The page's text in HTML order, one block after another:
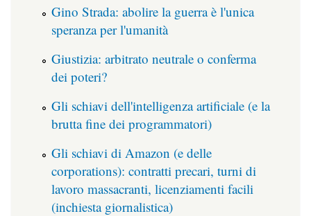
Gino Strada: abolire la guerra è l'unica
speranza per l'umanità
Giustizia: arbitrato neutrale o conferma
dei poteri?
Gli schiavi dell'intelligenza artificiale (e la
brutta fine dei programmatori)
Gli schiavi di Amazon (e delle
corporations): contratti precari, turni di
lavoro massacranti, licenziamenti facili
(inchiesta giornalistica)